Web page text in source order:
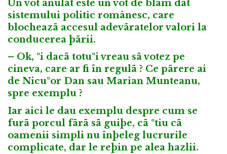
Un vot anulat este un vot de blam dat
sistemului politic românesc, care
blocheazã accesul adevãratelor valori la
conducerea þãrii.
– Ok, ºi dacã totuºi vreau sã votez pe
cineva, care ar fi în regulã ? Ce pãrere ai
de Nicuºor Dan sau Marian Munteanu,
spre exemplu ?
Iar aici le dau exemplu despre cum se
furã porcul fãrã sã guiþe, cã ºtiu cã
oamenii simpli nu înþeleg lucrurile
complicate, dar le reþin pe alea hazlii.